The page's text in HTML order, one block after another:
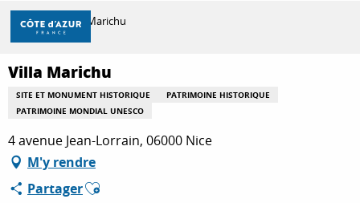
Aller
contenu
principal
DÉCOUVRIR
À FAIRE
Accueil Villa Marichu
Villa Marichu
SITE ET MONUMENT HISTORIQUE
PATRIMOINE HISTORIQUE
PATRIMOINE MONDIAL UNESCO
4 avenue Jean-Lorrain, 06000 Nice
M'y rendre
PartagerAjouter aux favoris